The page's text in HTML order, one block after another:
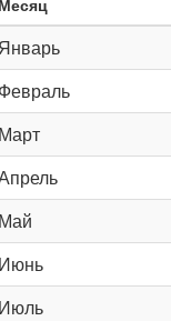
Месяц
Январь
Февраль
Март
Май
Июнь
Июль